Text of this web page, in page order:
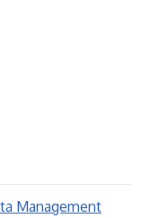
Management